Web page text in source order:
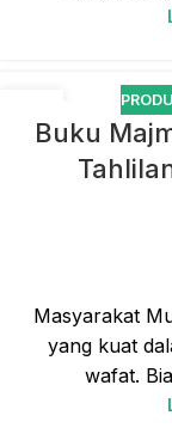
DESBuku
Masyarakat
yang kuat
wafat.